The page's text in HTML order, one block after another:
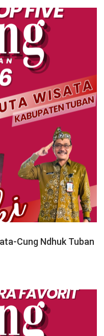
Cung Ndhuk Tuban